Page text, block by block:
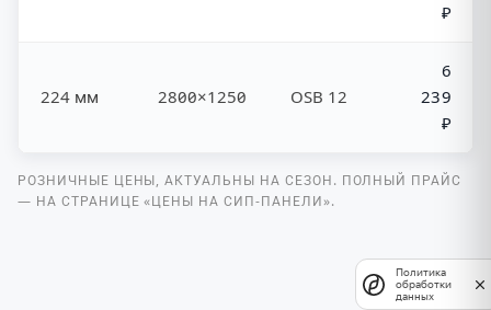
₽
224 мм 2800×1250 OSB 12
6
239
₽
РОЗНИЧНЫЕ ЦЕНЫ, АКТУАЛЬНЫ НА СЕЗОН. ПОЛНЫЙ ПРАЙС
— НА СТРАНИЦЕ «ЦЕНЫ НА СИП-ПАНЕЛИ».
Политика
обработки
данных